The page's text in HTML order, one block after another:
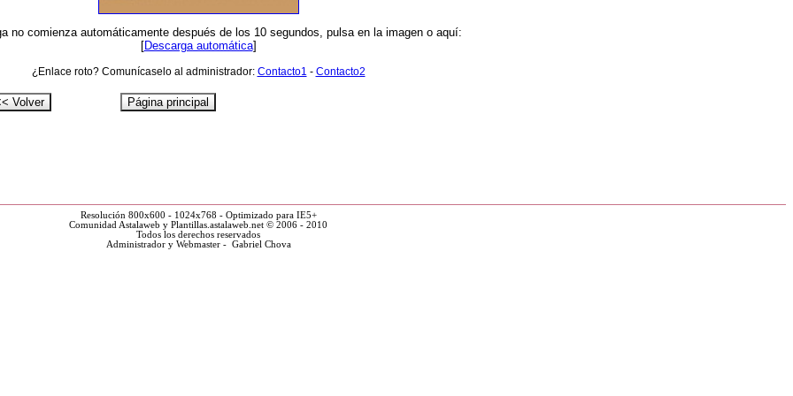
no comienza automáticamente después de los 10 segundos, pulsa en la imagen o aquí:
[Descarga automática]
¿Enlace roto? Comunícaselo al administrador: Contacto1 - Contacto2
Resolución 800x600 - 1024x768 - Optimizado para IE5+
Comunidad Astalaweb y Plantillas.astalaweb.net © 2006 - 2010
Todos los derechos reservados
Administrador y Webmaster - Gabriel Chova